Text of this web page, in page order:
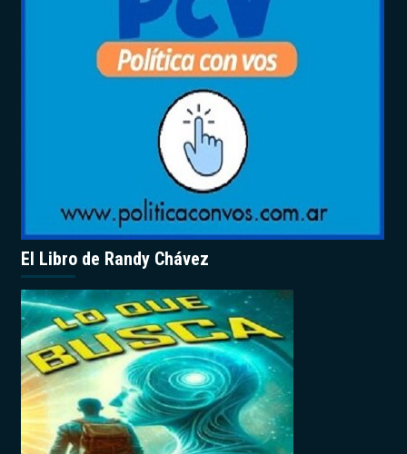
El Libro de Randy Chávez